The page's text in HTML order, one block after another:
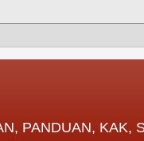
PANDUAN, KAK,